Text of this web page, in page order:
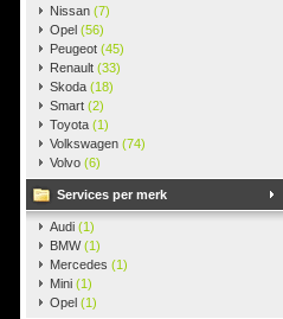
Nissan (7)
Opel (56)
Peugeot (45)
Renault (33)
Skoda (18)
Smart (2)
Toyota (1)
Volkswagen (74)
Volvo (6)
Services per merk
Audi (1)
BMW(1)
Mercedes (1)
Mini (1)
Opel (1)